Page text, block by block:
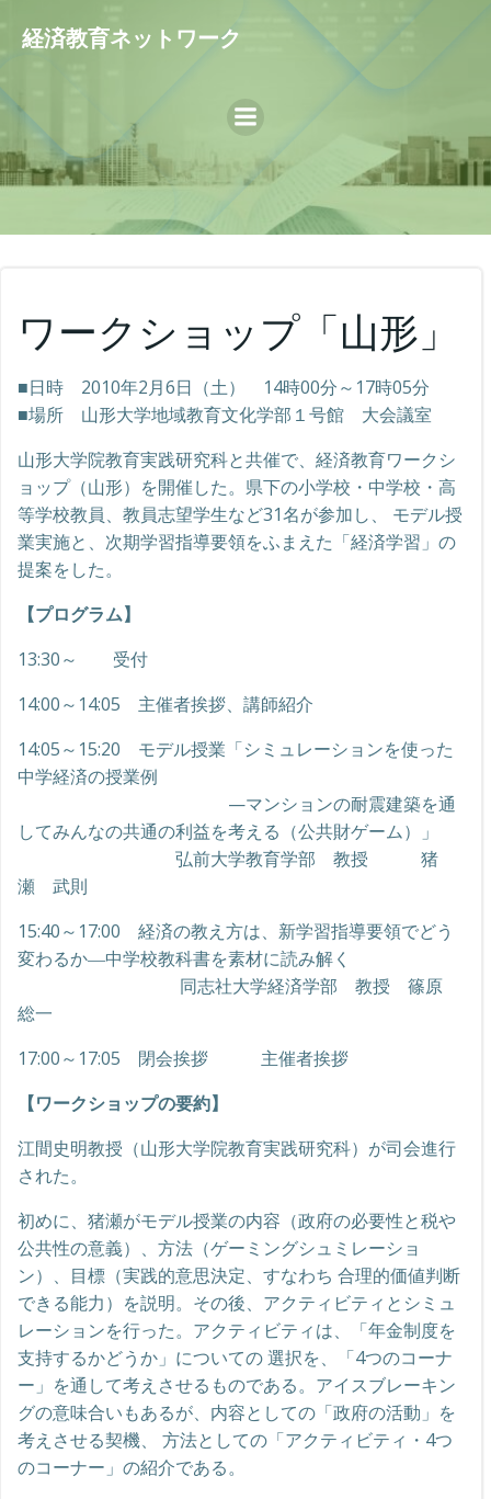
ツ
経済教育ネットワーク
ワークショップ「山形」
■日時 2010年2月6日（土） 14時00分～17時05分
■場所 山形大学地域教育文化学部１号館 大会議室
山形大学院教育実践研究科と共催で、経済教育ワークシ
ョップ（山形）を開催した。県下の小学校・中学校・高
等学校教員、教員志望学生など31名が参加し、 モデル授
業実施と、次期学習指導要領をふまえた「経済学習」の
提案をした。
【プログラム】
13:30～ 受付
14:00～14:05 主催者挨拶、講師紹介
14:05～15:20 モデル授業「シミュレーションを使った
中学経済の授業例
—マンションの耐震建築を通
してみんなの共通の利益を考える（公共財ゲーム）」
弘前大学教育学部 教授 猪
瀬 武則
15:40～17:00 経済の教え方は、新学習指導要領でどう
変わるか―中学校教科書を素材に読み解く
同志社大学経済学部 教授 篠原
総一
17:00～17:05 閉会挨拶 主催者挨拶
【ワークショップの要約】
江間史明教授（山形大学院教育実践研究科）が司会進行
された。
初めに、猪瀬がモデル授業の内容（政府の必要性と税や
公共性の意義）、方法（ゲーミングシュミレーショ
ン）、目標（実践的意思決定、すなわち 合理的価値判断
できる能力）を説明。その後、アクティビティとシミュ
レーションを行った。アクティビティは、「年金制度を
支持するかどうか」についての 選択を、「4つのコーナ
ー」を通して考えさせるものである。アイスブレーキン
グの意味合いもあるが、内容としての「政府の活動」を
考えさせる契機、 方法としての「アクティビティ・4つ
のコーナー」の紹介である。